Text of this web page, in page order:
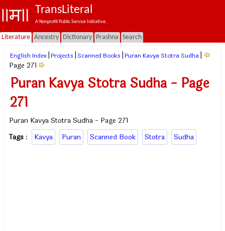
TransLiteral
A Nonprofit Public Service Initiative.
Literature Ancestry Dictionary Prashna Search
English Index Projects Scanned Books Puran Kavya Stotra Sudha
Page 271
Puran Kavya Stotra Sudha - Page
271
Puran Kavya Stotra Sudha - Page 271
Tags : Kavya Puran Scanned Book Stotra Sudha